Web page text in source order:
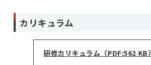
カリキュラム
研修カリキュラム（PDF:562 KB）